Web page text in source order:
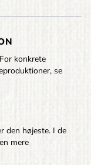
konkrete
se
den højeste. I de
mere